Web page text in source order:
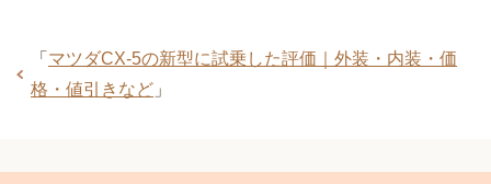
「 マツダCX-5の新型に試乗した評価｜外装・内装・価
格・値引きなど 」